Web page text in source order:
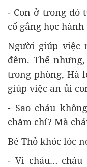
- Con ở trong đó
cố gắng học
Người giúp việc
đêm. Thế
trong phòng, Hà
giúp việc an ủi
- Sao cháu
chăm chỉ? Mà
Bé Thỏ khóc lóc
- Vì cháu… cháu